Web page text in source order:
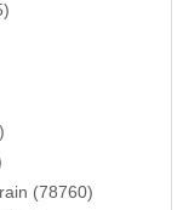
(78760)